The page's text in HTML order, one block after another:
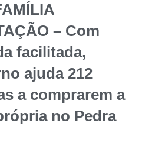
– Com
facilitada,
ajuda 212
a comprarem a
no Pedra